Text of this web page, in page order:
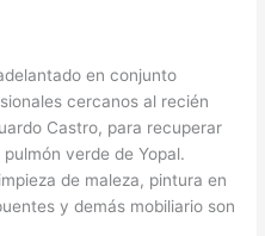
en conjunto
cercanos al recién
Castro, para recuperar
verde de Yopal.
de maleza, pintura en
y demás mobiliario son